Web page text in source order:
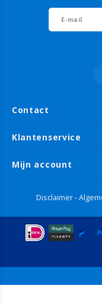
Contact
Klantenservice
Mijn account
Disclaimer-